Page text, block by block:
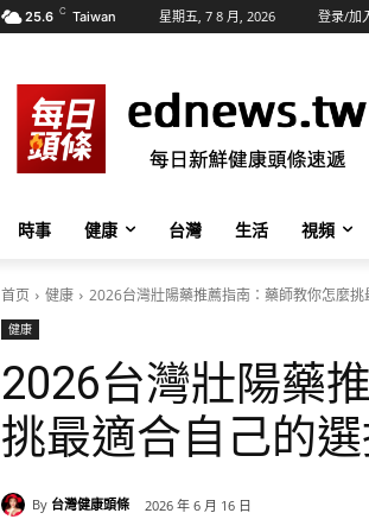
25.6 C Taiwan 星期五, 7 8 月, 2026 登录/加
時事 健康 台灣 生活 視頻
首页 健康 2026台灣壯陽藥推薦指南：藥師教你怎麼
健康
2026台灣壯陽藥
挑最適合自己的
By 台灣健康頭條 2026 年 6 月 16 日